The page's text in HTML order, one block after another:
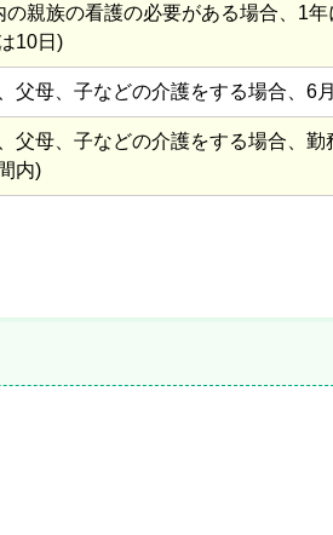
の親族の看護の必要がある場合、1
10日)
父母、子などの介護をする場合、6
父母、子などの介護をする場合、
内)